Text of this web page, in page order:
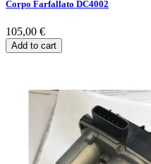
Corpo Farfallato DC4002
105,00 €
Add to cart